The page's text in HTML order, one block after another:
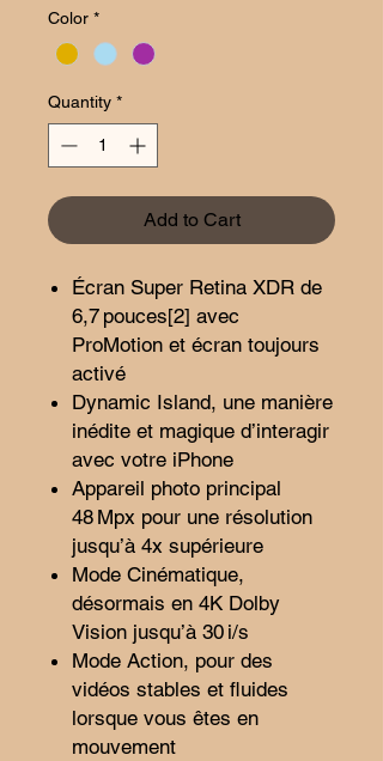
Color *
Quantity *
Add to Cart
Écran Super Retina XDR de
6,7 pouces[2] avec
ProMotion et écran toujours
activé
Dynamic Island, une manière
inédite et magique d’interagir
avec votre iPhone
Appareil photo principal
48 Mpx pour une résolution
jusqu’à 4x supérieure
Mode Cinématique,
désormais en 4K Dolby
Vision jusqu’à 30 i/s
Mode Action, pour des
vidéos stables et fluides
lorsque vous êtes en
mouvement